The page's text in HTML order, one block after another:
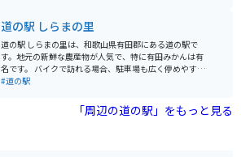
を楽しむことができる、魅力的なスポットです。
などの特産品を購入することができます。 バイクで訪れ
る場合、高野龍神スカイラインはワインディングロード
としても知られており、ツーリングにも最適です。 ただ
し、標高が高いため、天候が変わりやすい点には注意が
必要です。 防寒対策や雨具の準備を忘れずにお出かけく
道の駅 しらまの里
道の駅 しらまの里は、和歌山県有田郡にある道の駅で
す。地元の新鮮な農産物が人気で、特に有田みかんは有
名です。 バイクで訪れる場合、駐車場も広く停めやすい
ので安心です。周辺には、みかん畑が広がるのどかな風
しては、有田みかんを使ったジュースやジャム、お菓子
などが人気です。また、地元で採れた野菜を使ったレス
#道の駅
「周辺の道の駅」をもっと見る